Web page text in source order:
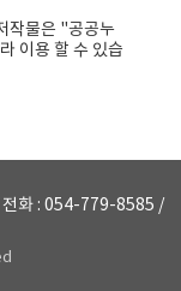
작물은 "공공누
이용 할 수 있습
전화 : 054-779-8585 /